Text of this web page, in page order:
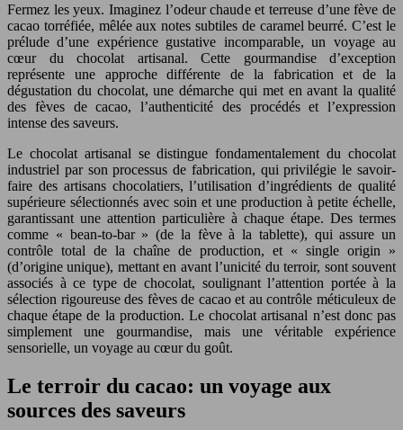
Fermez les yeux. Imaginez l’odeur chaude et terreuse d’une fève de
cacao torréfiée, mêlée aux notes subtiles de caramel beurré. C’est le
prélude d’une expérience gustative incomparable, un voyage au
cœur du chocolat artisanal. Cette gourmandise d’exception
représente une approche différente de la fabrication et de la
dégustation du chocolat, une démarche qui met en avant la qualité
des fèves de cacao, l’authenticité des procédés et l’expression
intense des saveurs.
Le chocolat artisanal se distingue fondamentalement du chocolat
industriel par son processus de fabrication, qui privilégie le savoir-
faire des artisans chocolatiers, l’utilisation d’ingrédients de qualité
supérieure sélectionnés avec soin et une production à petite échelle,
garantissant une attention particulière à chaque étape. Des termes
comme « bean-to-bar » (de la fève à la tablette), qui assure un
contrôle total de la chaîne de production, et « single origin »
(d’origine unique), mettant en avant l’unicité du terroir, sont souvent
associés à ce type de chocolat, soulignant l’attention portée à la
sélection rigoureuse des fèves de cacao et au contrôle méticuleux de
chaque étape de la production. Le chocolat artisanal n’est donc pas
simplement une gourmandise, mais une véritable expérience
sensorielle, un voyage au cœur du goût.
Le terroir du cacao: un voyage aux
sources des saveurs